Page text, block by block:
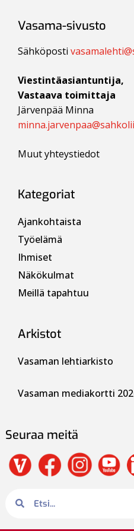
Vasama-sivusto
Sähköposti
Viestintäasiantuntija,
Vastaava toimittaja
Järvenpää Minna
Muut yhteystiedot
Kategoriat
Ajankohtaista
Työelämä
Ihmiset
Näkökulmat
Meillä tapahtuu
Arkistot
Vasaman lehtiarkisto
Vasaman mediakortti
Seuraa meitä